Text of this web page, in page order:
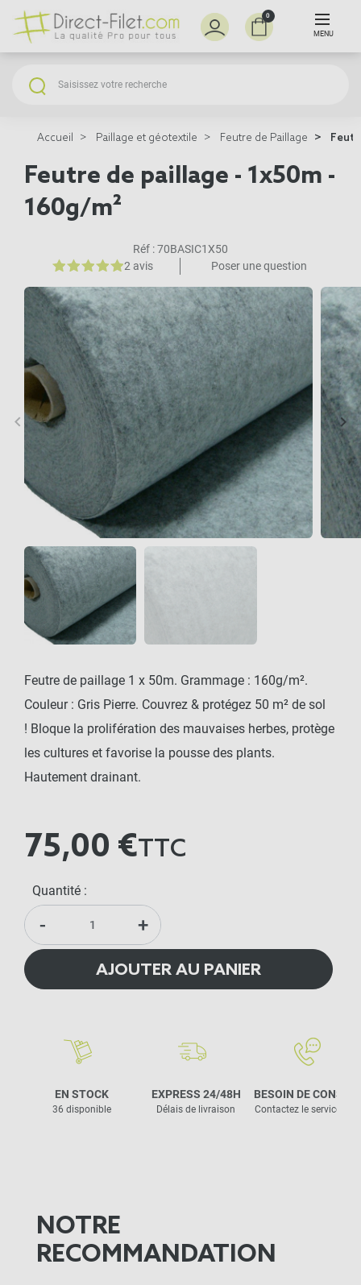
0
MENU
Accueil Paillage et géotextile Feutre de Paillage
Feutre de paillage - 1x50m -
160g/m²
Réf :70BASIC1X50
2 avis
Poser une question
Précédent
keyboard_arrow_left keyboard_arrow_right
Feutre de paillage 1 x 50m. Grammage : 160g/m².
Couleur : Gris Pierre. Couvrez & protégez 50 m² de sol
! Bloque la prolifération des mauvaises herbes, protège
les cultures et favorise la pousse des plants.
Hautement drainant.
75,00 €TTC
Quantité :
- +
AJOUTER AU PANIER
EN STOCK
36 disponible
EXPRESS 24/48H
Délais de livraison
BESOIN DE CONSEIL
Contactez le service
NOTRE
RECOMMANDATION